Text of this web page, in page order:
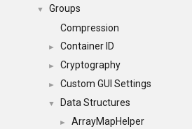
▼
Groups
Compression
► Container ID
► Cryptography
► Custom GUI Settings
▼ Data Structures
► ArrayMapHelper